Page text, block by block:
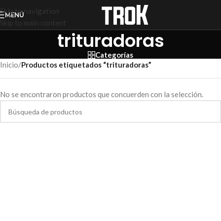
Skip to navigation
Skip to main content
MENÚ
trituradoras
Categorías
Inicio/Productos etiquetados “trituradoras”
No se encontraron productos que concuerden con la selección.